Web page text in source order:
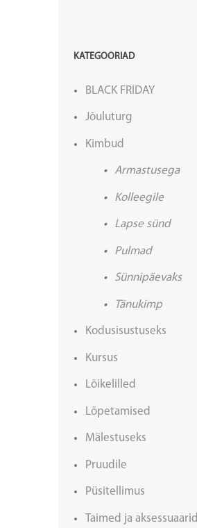
KATEGOORIAD
BLACK FRIDAY
Jõuluturg
Kimbud
Armastusega
Kolleegile
Lapse sünd
Pulmad
Sünnipäevaks
Tänukimp
Kodusisustuseks
Kursus
Lõikelilled
Lõpetamised
Mälestuseks
Pruudile
Püsitellimus
Taimed ja aksessuaarid